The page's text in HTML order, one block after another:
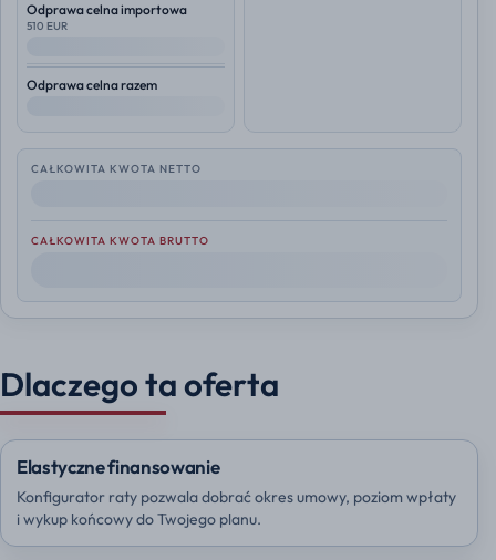
Odprawa celna importowa
510 EUR
Odprawa celna razem
CAŁKOWITA KWOTA NETTO
CAŁKOWITA KWOTA BRUTTO
Dlaczego ta oferta
Elastyczne finansowanie
Konfigurator raty pozwala dobrać okres umowy, poziom wpłaty
i wykup końcowy do Twojego planu.